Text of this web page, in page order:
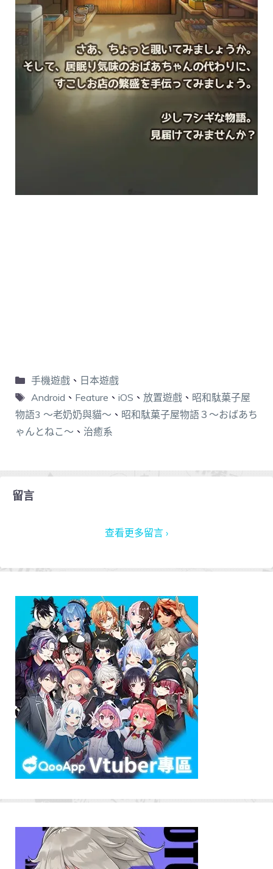
手機遊戲、 日本遊戲
Android 、 Feature 、 iOS 、 放置遊戲、 昭和駄菓子屋
物語3 ～老奶奶與貓～ 、 昭和駄菓子屋物語３～おばあち
ゃんとねこ～ 、 治癒系
留言
查看更多留言 ›